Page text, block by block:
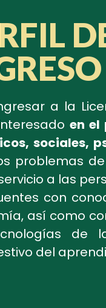
a la
en el
sociales,
problemas
a las
con
así como
de
del